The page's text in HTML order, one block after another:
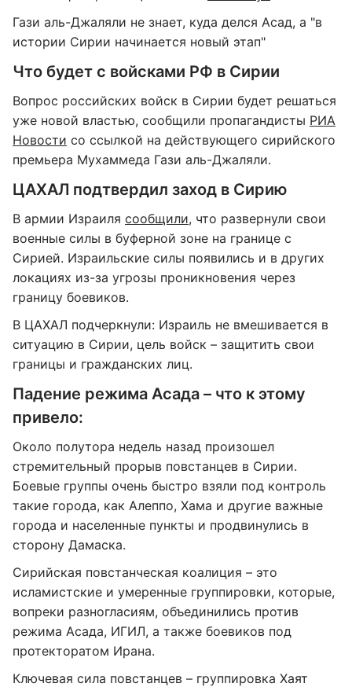
Гази аль-Джаляли не знает, куда делся Асад, а "в
истории Сирии начинается новый этап"
Что будет с войсками РФ в Сирии
Вопрос российских войск в Сирии будет решаться
уже новой властью, сообщили пропагандисты РИА
Новости со ссылкой на действующего сирийского
премьера Мухаммеда Гази аль-Джаляли.
ЦАХАЛ подтвердил заход в Сирию
В армии Израиля сообщили, что развернули свои
военные силы в буферной зоне на границе с
Сирией. Израильские силы появились и в других
локациях из-за угрозы проникновения через
границу боевиков.
В ЦАХАЛ подчеркнули: Израиль не вмешивается в
ситуацию в Сирии, цель войск – защитить свои
границы и гражданских лиц.
Падение режима Асада – что к этому
привело:
Около полутора недель назад произошел
стремительный прорыв повстанцев в Сирии.
Боевые группы очень быстро взяли под контроль
такие города, как Алеппо, Хама и другие важные
города и населенные пункты и продвинулись в
сторону Дамаска.
Сирийская повстанческая коалиция – это
исламистские и умеренные группировки, которые,
вопреки разногласиям, объединились против
режима Асада, ИГИЛ, а также боевиков под
протекторатом Ирана.
Ключевая сила повстанцев – группировка Хаят